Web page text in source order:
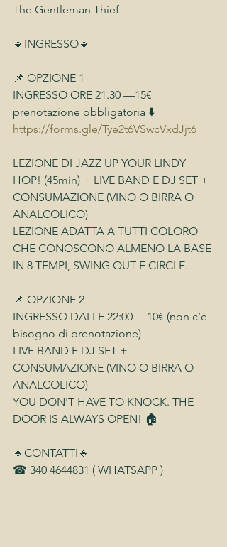
The Gentleman Thief
🔹INGRESSO🔹
📌 OPZIONE 1
INGRESSO ORE 21.30 —15€
prenotazione obbligatoria ⬇️
https://forms.gle/Tye2t6VSwcVxdJjt6
LEZIONE DI JAZZ UP YOUR LINDY
HOP! (45min) + LIVE BAND E DJ SET +
CONSUMAZIONE (VINO O BIRRA O
ANALCOLICO)
LEZIONE ADATTA A TUTTI COLORO
CHE CONOSCONO ALMENO LA BASE
IN 8 TEMPI, SWING OUT E CIRCLE.
📌 OPZIONE 2
INGRESSO DALLE 22:00 —10€ (non c’è
bisogno di prenotazione)
LIVE BAND E DJ SET +
CONSUMAZIONE (VINO O BIRRA O
ANALCOLICO)
YOU DON'T HAVE TO KNOCK. THE
DOOR IS ALWAYS OPEN! 🏠
🔹CONTATTI🔹
☎︎ 340 4644831 ( WHATSAPP )